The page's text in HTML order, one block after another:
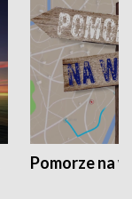
Pomorze na